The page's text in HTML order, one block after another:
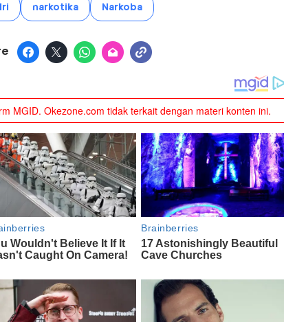
narkotika Narkoba